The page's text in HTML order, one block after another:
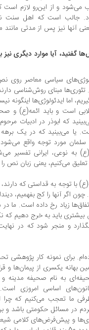
و از این‌رو لازم است
جالب است که اهل سنت
آنها نیز پس از مدتی ‌مانند
گفتید، آیا موارد دیگری
سیاسی معاصر روی
تئوری‌ها مبنای روش‌شناسی
اما ایدئولوژی‌ها اینگونه
است و باید ائمه(ع) و
که ابوذر در ادبیات
یا می‌بینید که در یک برهه
مورد توجه واقع
به نوعی، ایرانی تفسیر
می‌کنیم، یعنی زبان نص
با توجه به قداستی که
اگر آنها را کج بفهمیم،
زیاد رخ داده است. ما در
باید به خرج دهیم که
بگذارد و منجر شود که در
برای نمونه کار پژوهشی
یکسری از پیمان‌ها و
به نام صحیفه مدینه و
اساسی امروزی است.
طرفی ما تعجب می‌کنیم که
در مسائل حکومتی باشد و
و پیش‌فرض‌های کلامی